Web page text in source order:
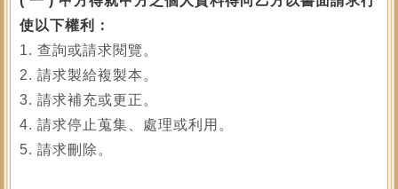
使以下權利：
1. 查詢或請求閱覽。
2. 請求製給複製本。
3. 請求補充或更正。
4. 請求停止蒐集、處理或利用。
5. 請求刪除。